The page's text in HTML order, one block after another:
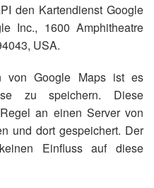
den Kartendienst Google
Inc., 1600 Amphitheatre
USA.
von Google Maps ist es
zu speichern. Diese
an einen Server von
und dort gespeichert. Der
Einfluss auf diese